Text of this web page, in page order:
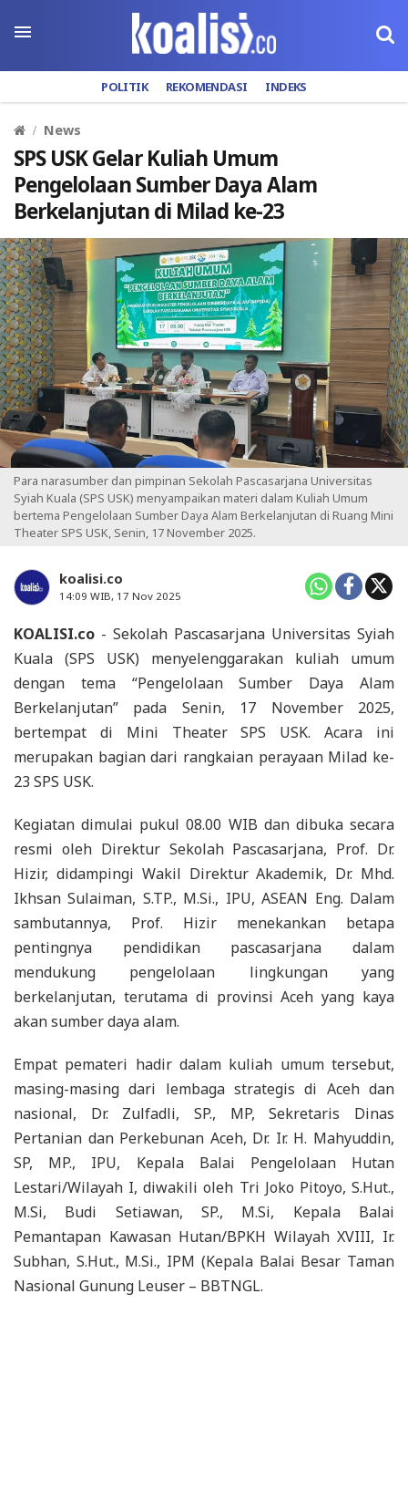
POLITIK REKOMENDASI INDEKS
News
SPS USK Gelar Kuliah Umum
Pengelolaan Sumber Daya Alam
Berkelanjutan di Milad ke-23
Para narasumber dan pimpinan Sekolah Pascasarjana Universitas
Syiah Kuala (SPS USK) menyampaikan materi dalam Kuliah Umum
bertema Pengelolaan Sumber Daya Alam Berkelanjutan di Ruang Mini
Theater SPS USK, Senin, 17 November 2025.
koalisi.co
14:09 WIB, 17 Nov 2025
KOALISI.co - Sekolah Pascasarjana Universitas Syiah
Kuala (SPS USK) menyelenggarakan kuliah umum
dengan tema “Pengelolaan Sumber Daya Alam
Berkelanjutan” pada Senin, 17 November 2025,
bertempat di Mini Theater SPS USK. Acara ini
merupakan bagian dari rangkaian perayaan Milad ke-
23 SPS USK.
Kegiatan dimulai pukul 08.00 WIB dan dibuka secara
resmi oleh Direktur Sekolah Pascasarjana, Prof. Dr.
Hizir, didampingi Wakil Direktur Akademik, Dr. Mhd.
Ikhsan Sulaiman, S.TP., M.Si., IPU, ASEAN Eng. Dalam
sambutannya, Prof. Hizir menekankan betapa
pentingnya pendidikan pascasarjana dalam
mendukung pengelolaan lingkungan yang
berkelanjutan, terutama di provinsi Aceh yang kaya
akan sumber daya alam.
Empat pemateri hadir dalam kuliah umum tersebut,
masing-masing dari lembaga strategis di Aceh dan
nasional, Dr. Zulfadli, SP., MP, Sekretaris Dinas
Pertanian dan Perkebunan Aceh, Dr. Ir. H. Mahyuddin,
SP, MP., IPU, Kepala Balai Pengelolaan Hutan
Lestari/Wilayah I, diwakili oleh Tri Joko Pitoyo, S.Hut.,
M.Si, Budi Setiawan, SP., M.Si, Kepala Balai
Pemantapan Kawasan Hutan/BPKH Wilayah XVIII, Ir.
Subhan, S.Hut., M.Si., IPM (Kepala Balai Besar Taman
Nasional Gunung Leuser – BBTNGL.